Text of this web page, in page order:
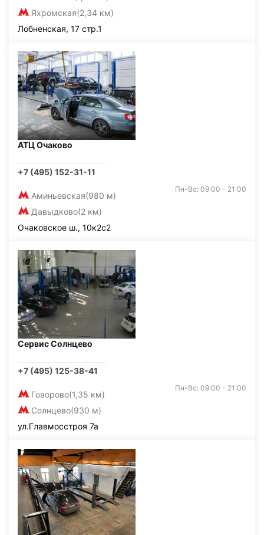
Яхромская(2,34 км)
Лобненская, 17 стр.1
АТЦ Очаково
+7 (495) 152-31-11
Аминьевская(980 м)
Давыдково(2 км)
Пн-Вс: 09:00 - 21:00
Очаковское ш., 10к2с2
Сервис Солнцево
+7 (495) 125-38-41
Говорово(1,35 км)
Солнцево(930 м)
Пн-Вс: 09:00 - 21:00
ул.Главмосстроя 7а